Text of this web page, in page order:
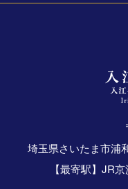
埼玉県さいたま市浦
【最寄駅】JR